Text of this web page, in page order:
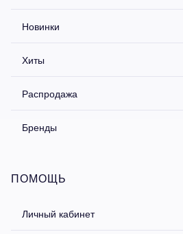
Новинки
Хиты
Распродажа
Бренды
ПОМОЩЬ
Личный кабинет